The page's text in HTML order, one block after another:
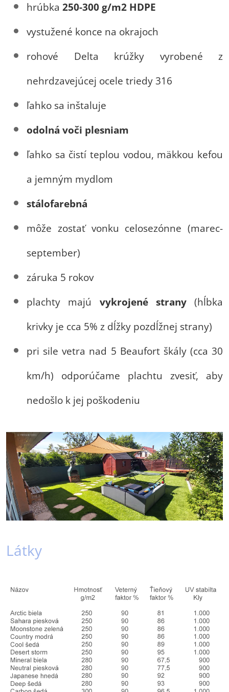
hrúbka 250-300 g/m2 HDPE
vystužené konce na okrajoch
rohové Delta krúžky vyrobené z
nehrdzavejúcej ocele triedy 316
ľahko sa inštaluje
odolná voči plesniam
ľahko sa čistí teplou vodou, mäkkou kefou
a jemným mydlom
stálofarebná
môže zostať vonku celosezónne (marec-
september)
záruka 5 rokov
plachty majú vykrojené strany(hĺbka
krivky je cca 5% z dĺžky pozdĺžnej strany)
pri sile vetra nad 5 Beaufort škály (cca 30
km/h) odporúčame plachtu zvesiť, aby
nedošlo k jej poškodeniu
Látky